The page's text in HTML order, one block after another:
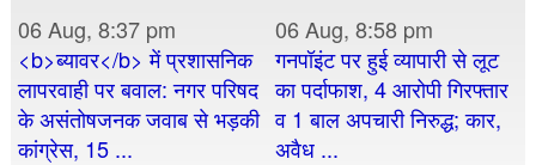
06 Aug, 8:37 pm
<b>ब्यावर</b> में प्रशासनिक
लापरवाही पर बवाल: नगर परिषद
के असंतोषजनक जवाब से भड़की
कांग्रेस, 15 ...
06 Aug, 8:58 pm
गनपॉइंट पर हुई व्यापारी से लूट
का पर्दाफाश, 4 आरोपी गिरफ्तार
व 1 बाल अपचारी निरुद्ध; कार,
अवैध ...